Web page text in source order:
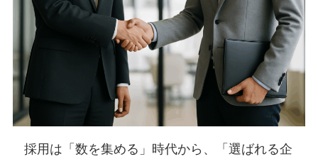
採用は「数を集める」時代から、「選ばれる企